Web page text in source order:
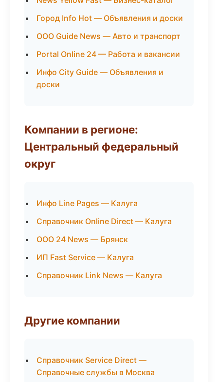
Город Info Hot — Объявления и доски
ООО Guide News — Авто и транспорт
Portal Online 24 — Работа и вакансии
Инфо City Guide — Объявления и
доски
Компании в регионе:
Центральный федеральный
округ
Инфо Line Pages — Калуга
Справочник Online Direct — Калуга
ООО 24 News — Брянск
ИП Fast Service — Калуга
Справочник Link News — Калуга
Другие компании
Справочник Service Direct —
Справочные службы в Москва